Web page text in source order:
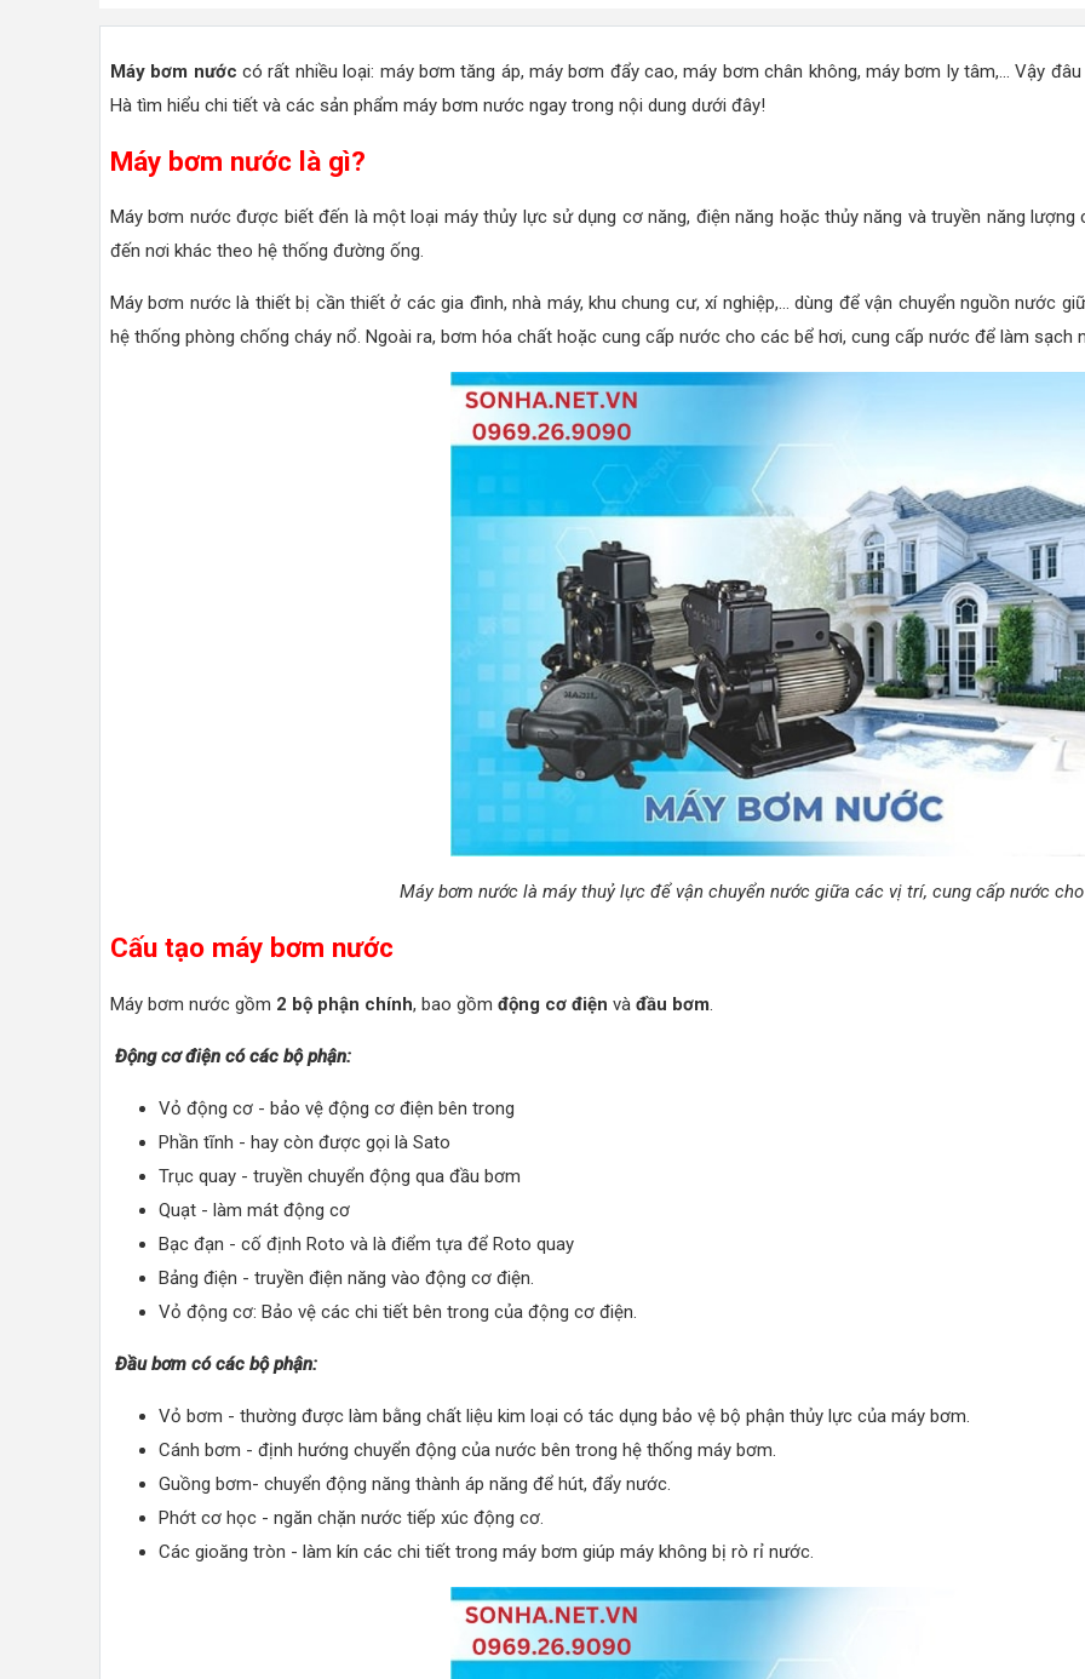
Máy bơm nước có rất nhiều loại: máy bơm tăng áp, máy bơm đẩy cao, máy bơm chân không, máy bơm ly tâm,... Vậy
Hà tìm hiểu chi tiết và các sản phẩm máy bơm nước ngay trong nội dung dưới đây!
Máy bơm nước là gì?
Máy bơm nước được biết đến là một loại máy thủy lực sử dụng cơ năng, điện năng hoặc thủy năng và truyền năng
đến nơi khác theo hệ thống đường ống.
Máy bơm nước là thiết bị cần thiết ở các gia đình, nhà máy, khu chung cư, xí nghiệp,... dùng để vận chuyển nguồn nước
hệ thống phòng chống cháy nổ. Ngoài ra, bơm hóa chất hoặc cung cấp nước cho các bể hơi, cung cấp nước để làm sạch
Máy bơm nước là máy thuỷ lực để vận chuyển nước giữa các vị trí, cung cấp nước
Cấu tạo máy bơm nước
Máy bơm nước gồm 2 bộ phận chính, bao gồm động cơ điện và đầu bơm
Động cơ điện có các bộ phận:
Vỏ động cơ - bảo vệ động cơ điện bên trong
Phần tĩnh - hay còn được gọi là Sato
Trục quay - truyền chuyển động qua đầu bơm
Quạt - làm mát động cơ
Bạc đạn - cố định Roto và là điểm tựa để Roto quay
Bảng điện - truyền điện năng vào động cơ điện.
Vỏ động cơ: Bảo vệ các chi tiết bên trong của động cơ điện.
Đầu bơm có các bộ phận:
Vỏ bơm - thường được làm bằng chất liệu kim loại có tác dụng bảo vệ bộ phận thủy lực của máy bơm.
Cánh bơm - định hướng chuyển động của nước bên trong hệ thống máy bơm.
Guồng bơm- chuyển động năng thành áp năng để hút, đẩy nước.
Phớt cơ học - ngăn chặn nước tiếp xúc động cơ.
Các gioăng tròn - làm kín các chi tiết trong máy bơm giúp máy không bị rò rỉ nước.